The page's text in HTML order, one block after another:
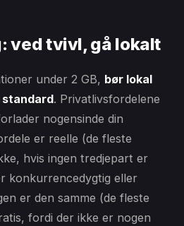
ved tvivl, gå lokalt
under 2 GB, bør lokal
. Privatlivsfordelene
nogensinde din
er reelle (de fleste
hvis ingen tredjepart er
konkurrencedygtig eller
er den samme (de fleste
fordi der ikke er nogen